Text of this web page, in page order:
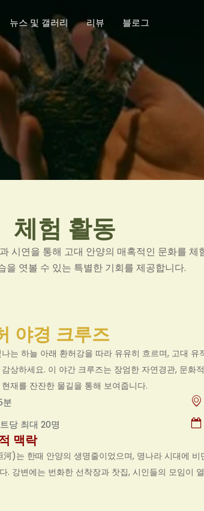
뉴스 및 갤러리 리뷰 블로그
체험 활동
시연을 통해 고대 안양의 매혹적인 문화를 체
을 엿볼 수 있는 특별한 기회를 제공합니다.
야경 크루즈
는 하늘 아래 환허강을 따라 유유히 흐르며, 고대
상하세요. 이 야간 크루즈는 장엄한 자연경관, 문화
재를 잔잔한 물길을 통해 보여줍니다.
당 최대 20명
맥락
河)는 한때 안양의 생명줄이었으며, 명나라 시대에
. 강변에는 번화한 선착장과 찻집, 시인들의 모임이